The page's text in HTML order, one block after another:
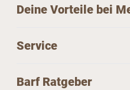
Deine Vorteile bei
Service
Barf Ratgeber